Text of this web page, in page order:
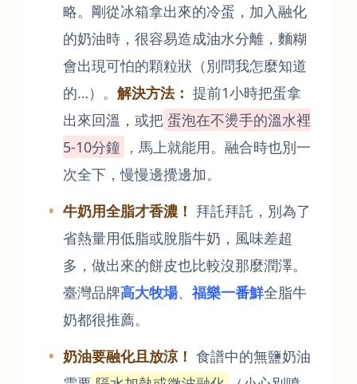
略。剛從冰箱拿出來的冷蛋，加入融化
的奶油時，很容易造成油水分離，麵糊
會出現可怕的顆粒狀（別問我怎麼知道
的…）。 解決方法： 提前1小時把蛋拿
出來回溫，或把 蛋泡在不燙手的溫水裡
5-10分鐘 ，馬上就能用。融合時也別一
次全下，慢慢邊攪邊加。
牛奶用全脂才香濃！ 拜託拜託，別為了
省熱量用低脂或脫脂牛奶，風味差超
多，做出來的餅皮也比較沒那麼潤澤。
臺灣品牌高大牧場、 福樂一番鮮全脂牛
奶都很推薦。
奶油要融化且放涼！ 食譜中的無鹽奶油